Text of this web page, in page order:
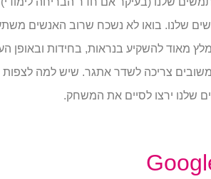
שלנו. בואו לא נשכח שרוב האנשים
מאוד להשקיע בנראות, בחידות ובאופן
צריכה לשדר אתגר. שיש למה
שלנו ירצו לסיים את המשחק.